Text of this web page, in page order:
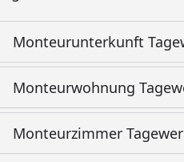
Monteurunterkunft
Monteurwohnung
Monteurzimmer